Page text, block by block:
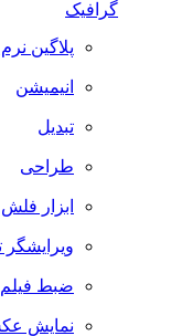
گرافیک
پلاگین نرم افزارها
انیمیشن
تبدیل
طراحی
ابزار فلش
ویرایشگر تصویر
ضبط فيلم و
نمایش عکس